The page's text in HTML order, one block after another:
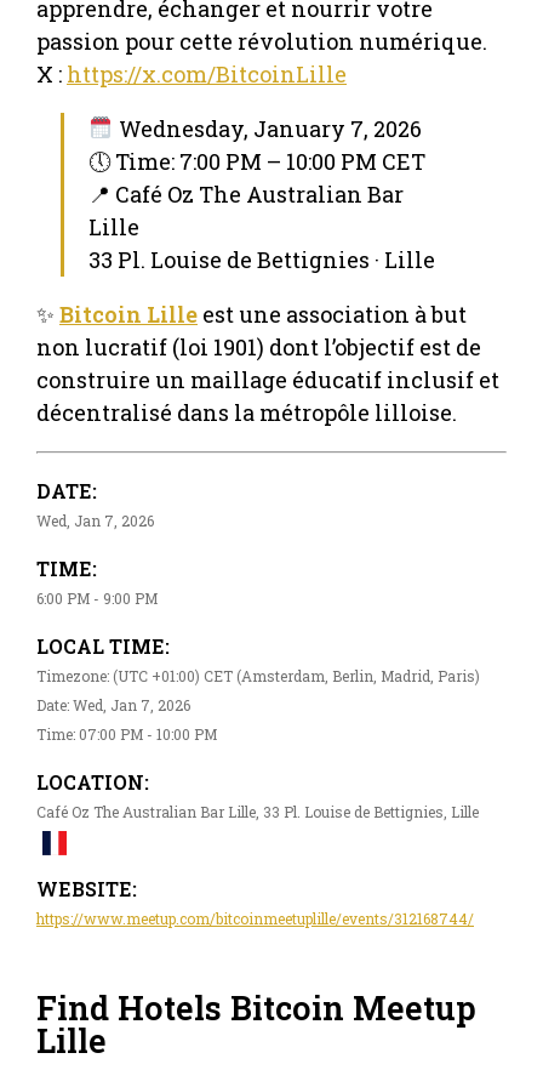
apprendre, échanger et nourrir votre
passion pour cette révolution numérique.
X : https://x.com/BitcoinLille
Wednesday, January 7, 2026
🕔 Time: 7:00 PM – 10:00 PM CET
📍 Café Oz The Australian Bar
Lille
33 Pl. Louise de Bettignies · Lille
✨ Bitcoin Lille est une association à but
non lucratif (loi 1901) dont l’objectif est de
construire un maillage éducatif inclusif et
décentralisé dans la métropôle lilloise.
DATE:
Wed, Jan 7, 2026
TIME:
6:00 PM - 9:00 PM
LOCAL TIME:
Timezone: (UTC +01:00) CET (Amsterdam, Berlin, Madrid, Paris)
Date: Wed, Jan 7, 2026
Time: 07:00 PM - 10:00 PM
LOCATION:
Café Oz The Australian Bar Lille, 33 Pl. Louise de Bettignies, Lille
WEBSITE:
https://www.meetup.com/bitcoinmeetuplille/events/312168744/
Find Hotels Bitcoin Meetup
Lille